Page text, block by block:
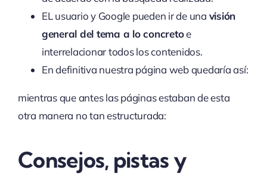
EL usuario y Google pueden ir de una visión
general del tema a lo concretoe
interrelacionar todos los contenidos.
En definitiva nuestra página web quedaría así:
mientras que antes las páginas estaban de esta
otra manera no tan estructurada:
Consejos, pistas y